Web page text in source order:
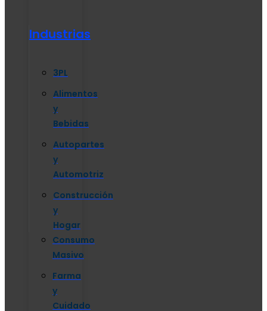
Industrias
3PL
Alimentos
y
Bebidas
Autopartes
y
Automotriz
Construcción
y
Hogar
Consumo
Masivo
Farma
y
Cuidado